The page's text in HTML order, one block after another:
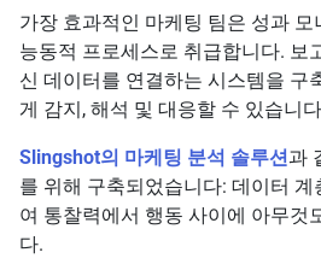
가장 효과적인 마케팅 팀은 성과
능동적 프로세스로 취급합니다. 보
신 데이터를 연결하는 시스템을 구
게 감지, 해석 및 대응할 수 있습니
Slingshot의 마케팅 분석 솔루션과
를 위해 구축되었습니다: 데이터
여 통찰력에서 행동 사이에 아무것
다.